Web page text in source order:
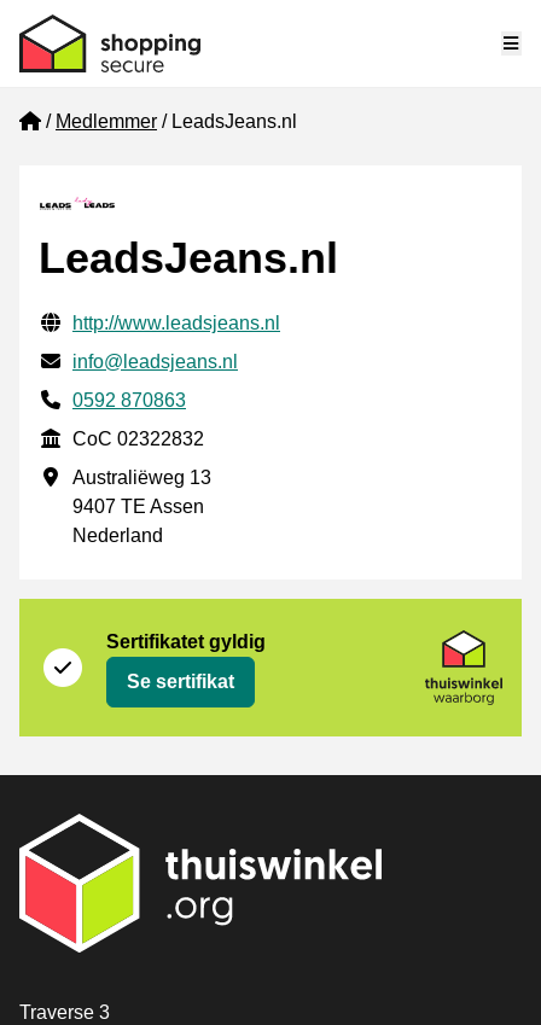
Home
Medlemmer LeadsJeans.nl
LeadsJeans.nl
Verifisert kontaktinformasjon
Website URL
http://www.leadsjeans.nl
E-post
info@leadsjeans.nl
Phone number
0592 870863
CoC
CoC 02322832
Forretningsadresse
Australiëweg 13
9407 TE Assen
Nederland
Sertifikatet gyldig
Se sertifikat
[_General:Contact]
Traverse 3